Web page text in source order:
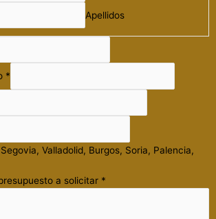
Apellidos
*
Valladolid, Burgos, Soria, Palencia,
a solicitar *